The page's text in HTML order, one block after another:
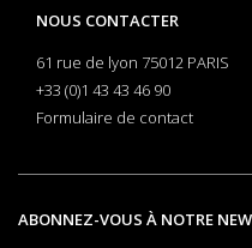
NOUS CONTACTER
61 rue de lyon 75012 PARIS
+33 (0)1 43 43 46 90
Formulaire de contact
ABONNEZ-VOUS À NOTRE